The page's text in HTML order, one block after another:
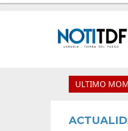
ULTIMO
y mejora sus